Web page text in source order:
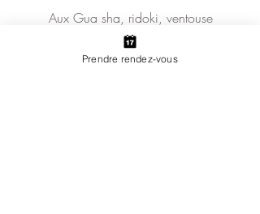
Aux Gua sha, ridoki, ventouse
60 minutes - 80€
Prendre rendez-vous